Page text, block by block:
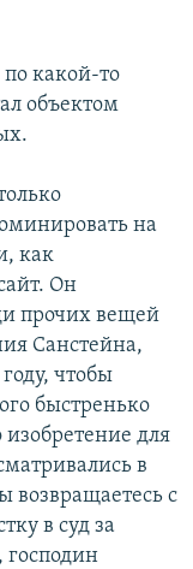
какой-то
объектом
на
как
Он
прочих вещей
Санстейна,
чтобы
быстренько
изобретение для
в
возвращаетесь с
в суд за
господин